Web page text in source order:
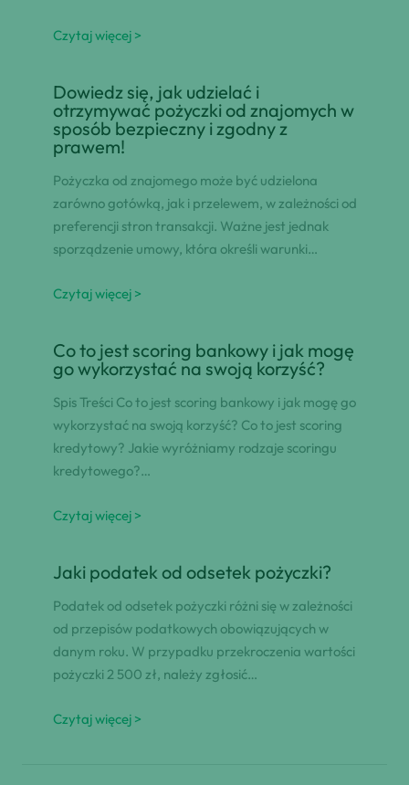
Czytaj więcej >
Dowiedz się, jak udzielać i
otrzymywać pożyczki od znajomych w
sposób bezpieczny i zgodny z
prawem!
Pożyczka od znajomego może być udzielona
zarówno gotówką, jak i przelewem, w zależności od
preferencji stron transakcji. Ważne jest jednak
sporządzenie umowy, która określi warunki…
Czytaj więcej >
Co to jest scoring bankowy i jak mogę
go wykorzystać na swoją korzyść?
Spis Treści Co to jest scoring bankowy i jak mogę go
wykorzystać na swoją korzyść? Co to jest scoring
kredytowy? Jakie wyróżniamy rodzaje scoringu
kredytowego?…
Czytaj więcej >
Jaki podatek od odsetek pożyczki?
Podatek od odsetek pożyczki różni się w zależności
od przepisów podatkowych obowiązujących w
danym roku. W przypadku przekroczenia wartości
pożyczki 2 500 zł, należy zgłosić…
Czytaj więcej >